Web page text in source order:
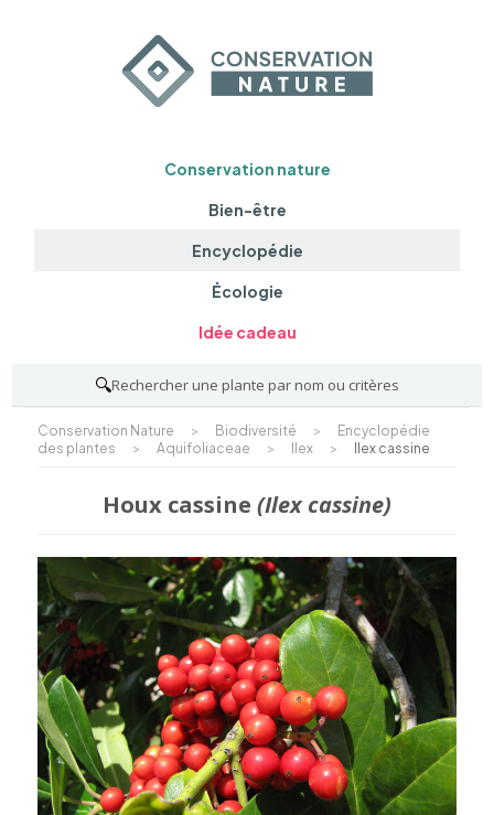
Conservation nature
Bien-être
Encyclopédie
Écologie
Idée cadeau
🔍Rechercher une plante par nom ou critères
Conservation Nature > Biodiversité >
Encyclopédie
des plantes
> Aquifoliaceae > Ilex > Ilex cassine
Houx cassine (Ilex cassine)